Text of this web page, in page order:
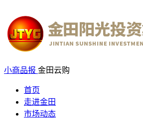
小商品报 金田云购
首页
走进金田
市场动态